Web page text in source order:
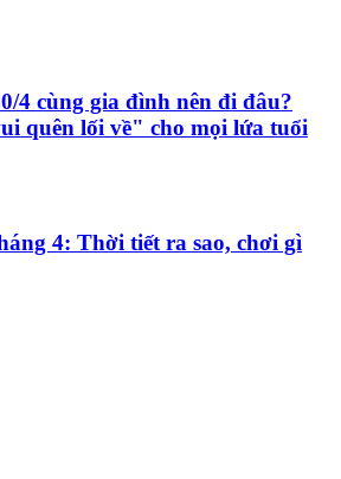
4 cùng gia đình nên đi đâu?
quên lối về" cho mọi lứa tuổi
4: Thời tiết ra sao, chơi gì